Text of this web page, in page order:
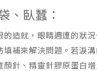
、臥蠶：
的造就，眼睛週遭的狀
補來解決問題。若淚
針、精靈針膠原蛋白